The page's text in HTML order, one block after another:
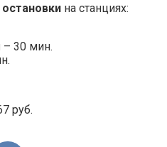
на станциях:
– 30 мин.
руб.